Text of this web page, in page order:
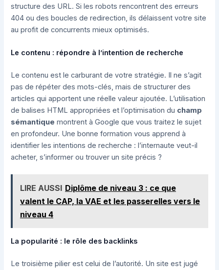
structure des URL. Si les robots rencontrent des erreurs
404 ou des boucles de redirection, ils délaissent votre site
au profit de concurrents mieux optimisés.
Le contenu : répondre à l’intention de recherche
Le contenu est le carburant de votre stratégie. Il ne s’agit
pas de répéter des mots-clés, mais de structurer des
articles qui apportent une réelle valeur ajoutée. L’utilisation
de balises HTML appropriées et l’optimisation du champ
sémantique montrent à Google que vous traitez le sujet
en profondeur. Une bonne formation vous apprend à
identifier les intentions de recherche : l’internaute veut-il
acheter, s’informer ou trouver un site précis ?
LIRE AUSSI Diplôme de niveau 3 : ce que
valent le CAP, la VAE et les passerelles vers le
niveau 4
La popularité : le rôle des backlinks
Le troisième pilier est celui de l’autorité. Un site est jugé